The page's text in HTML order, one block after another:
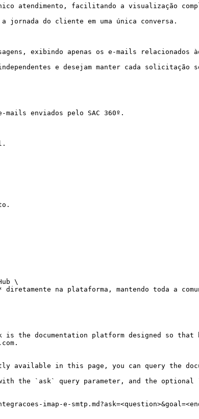
atendimento, facilitando a visualização
a jornada do cliente em uma única conversa.
exibindo apenas os e-mails relacionados
e desejam manter cada solicitação
enviados pelo SAC 360º.
\
na plataforma, mantendo toda a
the documentation platform designed so that
in this page, you can query the
with the `ask` query parameter, and the
imap-e-